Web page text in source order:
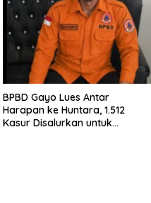
BPBD Gayo Lues Antar
Harapan ke Huntara, 1.512
Kasur Disalurkan untuk